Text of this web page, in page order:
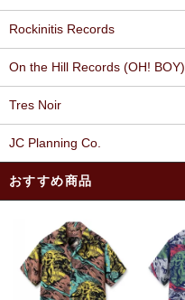
Rockinitis Records
On the Hill Records (OH! BOY)
Tres Noir
JC Planning Co.
おすすめ商品